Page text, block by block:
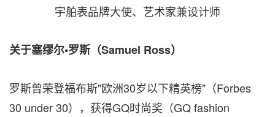
宇舶表品牌大使、艺术家兼设计师
关于塞缪尔•罗斯 （Samuel Ross）
罗斯曾荣登福布斯"欧洲30岁以下精英榜"（Forbes
30 under 30），获得GQ时尚奖（GQ fashion